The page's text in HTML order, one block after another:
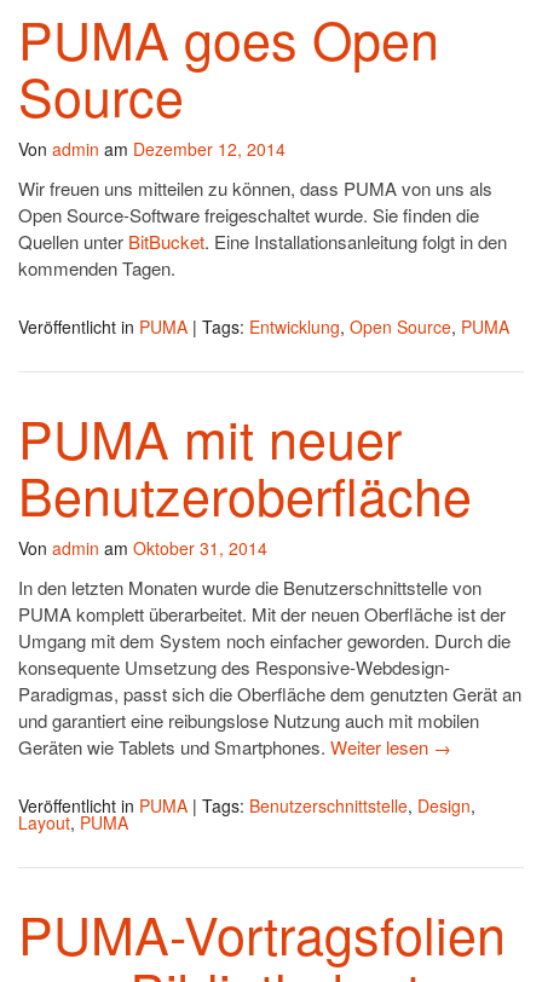
PUMA goes Open
Source
Von admin am Dezember 12, 2014
Wir freuen uns mitteilen zu können, dass PUMA von uns als
Open Source-Software freigeschaltet wurde. Sie finden die
Quellen unter BitBucket. Eine Installationsanleitung folgt in den
kommenden Tagen.
Veröffentlicht in PUMA | Tags: Entwicklung, Open Source, PUMA
PUMA mit neuer
Benutzeroberfläche
Von admin am Oktober 31, 2014
In den letzten Monaten wurde die Benutzerschnittstelle von
PUMA komplett überarbeitet. Mit der neuen Oberfläche ist der
Umgang mit dem System noch einfacher geworden. Durch die
konsequente Umsetzung des Responsive-Webdesign-
Paradigmas, passt sich die Oberfläche dem genutzten Gerät an
und garantiert eine reibungslose Nutzung auch mit mobilen
Geräten wie Tablets und Smartphones. Weiter lesen →
Veröffentlicht in PUMA | Tags: Benutzerschnittstelle, Design,
Layout, PUMA
PUMA-Vortragsfolien